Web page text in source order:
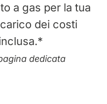
a gas per la tua
dei costi
dedicata